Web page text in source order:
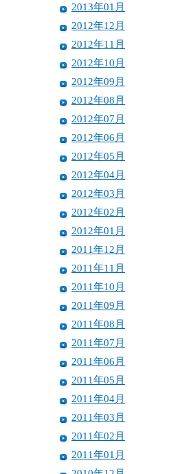
2013年01月
2012年12月
2012年11月
2012年10月
2012年09月
2012年08月
2012年07月
2012年06月
2012年05月
2012年04月
2012年03月
2012年02月
2012年01月
2011年12月
2011年11月
2011年10月
2011年09月
2011年08月
2011年07月
2011年06月
2011年05月
2011年04月
2011年03月
2011年02月
2011年01月